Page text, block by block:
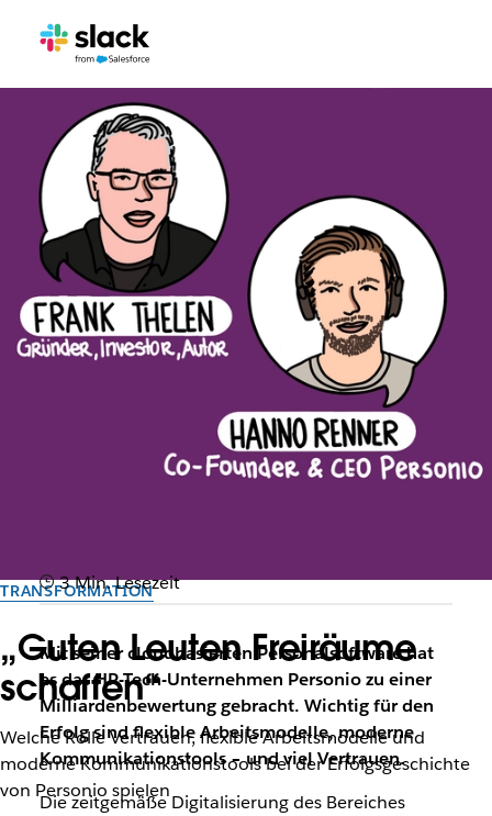
TRANSFORMATION
„Guten Leuten Freiräume
schaffen“
Welche Rolle Vertrauen, flexible Arbeitsmodelle und
moderne Kommunikationstools bei der Erfolgsgeschichte
von Personio spielen
3 Min. Lesezeit
Mit seiner cloudbasierten Personalsoftware hat
es das HR-Tech-Unternehmen Personio zu einer
Milliardenbewertung gebracht. Wichtig für den
Erfolg sind flexible Arbeitsmodelle, moderne
Kommunikationstools – und viel Vertrauen.
Die zeitgemäße Digitalisierung des Bereiches